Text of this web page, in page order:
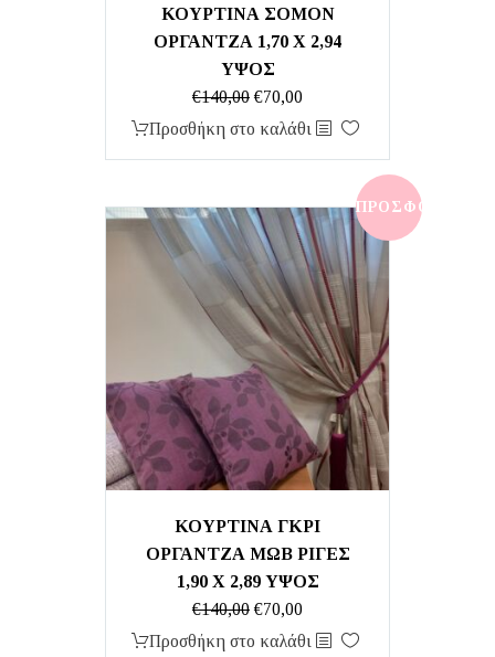
ΚΟΥΡΤΙΝΑ ΣΟΜΟΝ
ΟΡΓΑΝΤΖΑ 1,70 Χ 2,94
ΥΨΟΣ
€140,00 Original
price
€70,00Η
τρέχουσα
€70,00.
Προσθήκη στο καλάθι
ΠΡΟΣΦΟΡΆ!
ΚΟΥΡΤΙΝΑ ΓΚΡΙ
ΟΡΓΑΝΤΖΑ ΜΩΒ ΡΙΓΕΣ
1,90 Χ 2,89 ΥΨΟΣ
€140,00 Original
price
€70,00Η
τρέχουσα
Προσθήκη στο καλάθι